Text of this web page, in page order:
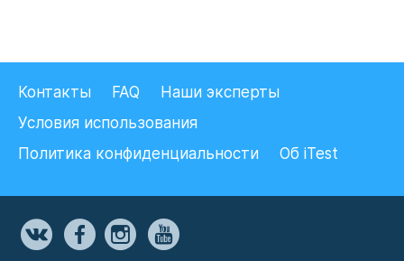
Контакты FAQ
Наши эксперты
Условия использования
Политика конфиденциальности
Об iTest